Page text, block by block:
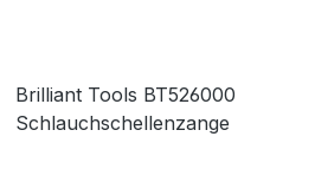
Brilliant Tools BT526000
Schlauchschellenzange